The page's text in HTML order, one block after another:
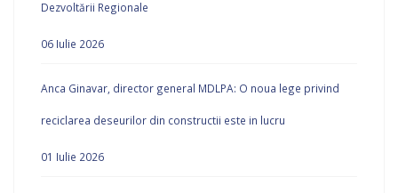
Dezvoltării Regionale
06 Iulie 2026
Anca Ginavar, director general MDLPA: O noua lege privind
reciclarea deseurilor din constructii este in lucru
01 Iulie 2026